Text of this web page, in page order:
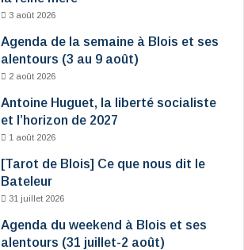
3 août 2026
Agenda de la semaine à Blois et ses
alentours (3 au 9 août)
2 août 2026
Antoine Huguet, la liberté socialiste
et l’horizon de 2027
1 août 2026
[Tarot de Blois] Ce que nous dit le
Bateleur
31 juillet 2026
Agenda du weekend à Blois et ses
alentours (31 juillet-2 août)